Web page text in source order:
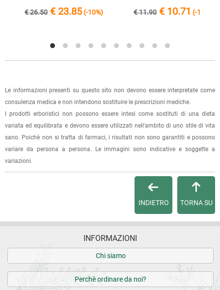
spese di spedizione e sarai avvisato con una e-mail quando
La spedizione è accompagnata da un riepilogo d'ordine,
oppure dalla fattura se richiesta al momento dell'ordine
potrai verificare lo stato di lavorazione
dell'ordine e lo stato della spedizione.
Per qualsiasi informazione, contattaci via e-mail
€ 26.50 € 23.85(-10%) € 11.90 € 10.71 (-10%)
Le informazioni presenti su questo sito non devono essere interpretate come
consulenza medica e non intendono sostituire le prescrizioni mediche.
I prodotti erboristici non possono essere intesi come sostituti di una dieta
variata ed equilibrata e devono essere utilizzati nell'ambito di uno stile di vita
sano. Poichè non si tratta di farmaci, i risultati non sono garantiti e possono
variare da persona a persona. Le immagini sono indicative e soggette a
variazioni.
TORNA SU
INDIETRO
INFORMAZIONI
Chi siamo
Perchè ordinare da noi?